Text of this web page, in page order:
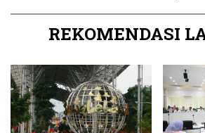
REKOMENDASI